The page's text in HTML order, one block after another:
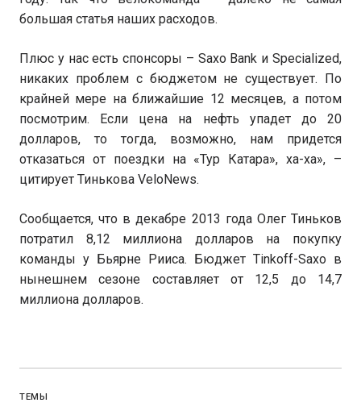
большая статья наших расходов.
Плюс у нас есть спонсоры – Saxo Bank и Specialized,
никаких проблем с бюджетом не существует. По
крайней мере на ближайшие 12 месяцев, а потом
посмотрим. Если цена на нефть упадет до 20
долларов, то тогда, возможно, нам придется
отказаться от поездки на «Тур Катара», ха-ха», –
цитирует Тинькова VeloNews.
Сообщается, что в декабре 2013 года Олег Тиньков
потратил 8,12 миллиона долларов на покупку
команды у Бьярне Рииса. Бюджет Tinkoff-Saxo в
нынешнем сезоне составляет от 12,5 до 14,7
миллиона долларов.
ТЕМЫ